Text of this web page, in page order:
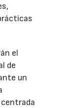
el
de
un